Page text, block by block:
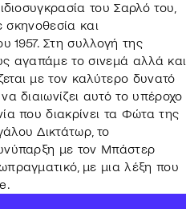
του Σαρλό του,
σκηνοθεσία και
1957. Στη συλλογή της
αγαπάμε το σινεμά αλλά και
με τον καλύτερο δυνατό
διαιωνίζει αυτό το υπέροχο
που διακρίνει τα Φώτα της
Δικτάτωρ, το
με τον Μπάστερ
με μια λέξη που